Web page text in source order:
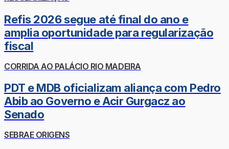
Refis 2026 segue até final do ano e
amplia oportunidade para regularização
fiscal
CORRIDA AO PALÁCIO RIO MADEIRA
PDT e MDB oficializam aliança com Pedro
Abib ao Governo e Acir Gurgacz ao
Senado
SEBRAE ORIGENS